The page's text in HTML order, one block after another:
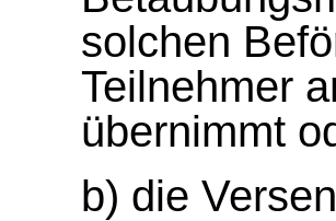
solchen
Teilnehmer
übernimmt
b) die